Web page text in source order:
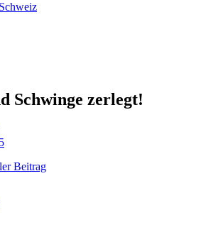
Schwinge zerlegt!
Beitrag